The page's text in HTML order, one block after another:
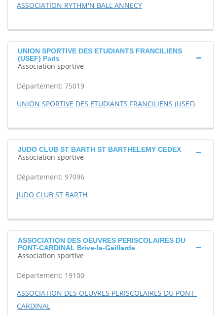
ASSOCIATION RYTHM'N BALL ANNECY
UNION SPORTIVE DES ETUDIANTS FRANCILIENS
(USEF) Paris
Association sportive
Département: 75019
UNION SPORTIVE DES ETUDIANTS FRANCILIENS (USEF)
JUDO CLUB ST BARTH ST BARTHELEMY CEDEX
Association sportive
Département: 97096
JUDO CLUB ST BARTH
ASSOCIATION DES OEUVRES PERISCOLAIRES DU
PONT-CARDINAL Brive-la-Gaillarde
Association sportive
Département: 19100
ASSOCIATION DES OEUVRES PERISCOLAIRES DU PONT-
CARDINAL